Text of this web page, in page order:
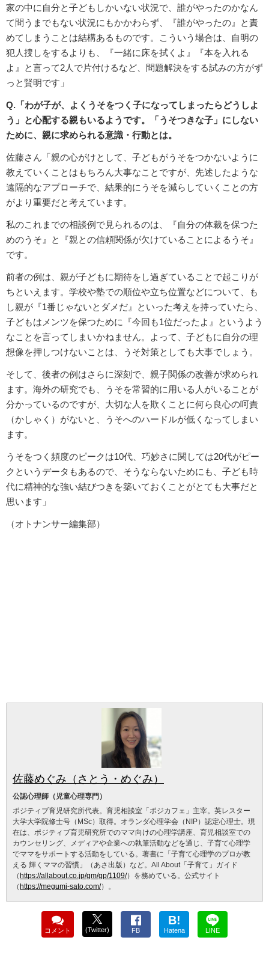
家の中に自分と子どもしかいない状況で、誰がやったのかなん
て問うまでもない状況にもかかわらず、『誰がやったの』と責
めてしまうことは結構あるものです。こういう場合は、自明の
犯人捜しをするよりも、『一緒に床を拭くよ』『本を入れる
よ』と言って2人で片付けるなど、問題解決をする試みの方がず
っと賢明です」
Q.「わが子が、よくうそをつく子になってしまったらどうしよ
う」と心配する親もいるようです。「うそつきな子」にしない
ために、親に求められる意識・行動とは。
佐藤さん「親の心がけとして、子どもがうそをつかないように
教えていくことはもちろん大事なことですが、先述したような
遠隔的なアプローチで、結果的にうそを減らしていくことの方
がより重要だと考えています。
私のこれまでの相談例で見られるのは、『自分の体裁を保つた
めのうそ』と『親との信頼関係が欠けていることによるうそ』
です。
前者の例は、親が子どもに期待をし過ぎていることで起こりが
ちといえます。学校や塾での順位や立ち位置などについて、も
し親が『1番じゃないとダメだ』といった考えを持っていたら、
子どもはメンツを保つために『今回も1位だったよ』というよう
なことを言ってしまいかねません。よって、子どもに自分の理
想像を押しつけないことは、うそ対策としても大事でしょう。
そして、後者の例はさらに深刻で、親子関係の改善が求められ
ます。海外の研究でも、うそを常習的に用いる人がいることが
分かっているのですが、大切な人を欺くことに何ら良心の呵責
（かしゃく）がないと、うそへのハードルが低くなってしまい
ます。
うそをつく頻度のピークは10代、巧妙さに関しては20代がピー
クというデータもあるので、そうならないためにも、子ども時
代に精神的な強い結びつきを築いておくことがとても大事だと
思います」
（オトナンサー編集部）
佐藤めぐみ（さとう・めぐみ）
公認心理師（児童心理専門）
ポジティブ育児研究所代表。育児相談室「ポジカフェ」主宰。英レスター
大学大学院修士号（MSc）取得。オランダ心理学会（NIP）認定心理士。現
在は、ポジティブ育児研究所でのママ向けの心理学講座、育児相談室での
カウンセリング、メディアや企業への執筆活動などを通じ、子育て心理学
でママをサポートする活動をしている。著書に「子育て心理学のプロが教
える 輝くママの習慣」（あさ出版）など。All About「子育て」ガイド
（ https://allabout.co.jp/gm/gp/1109/）を務めている。公式サイト
（ https://megumi-sato.com/）。
コメント (Twitter) FB
B!
Hatena LINE